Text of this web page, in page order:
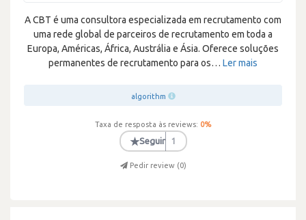
A CBT é uma consultora especializada em recrutamento com
uma rede global de parceiros de recrutamento em toda a
Europa, Américas, África, Austrália e Ásia. Oferece soluções
permanentes de recrutamento para os… Ler mais
algorithm
Taxa de resposta às reviews: 0%
★Seguir 1
Pedir review (0)